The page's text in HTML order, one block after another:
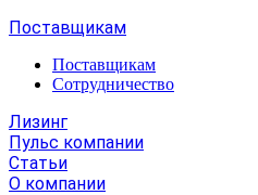
Поставщикам
Поставщикам
Сотрудничество
Лизинг
Пульс компании
Статьи
О компании